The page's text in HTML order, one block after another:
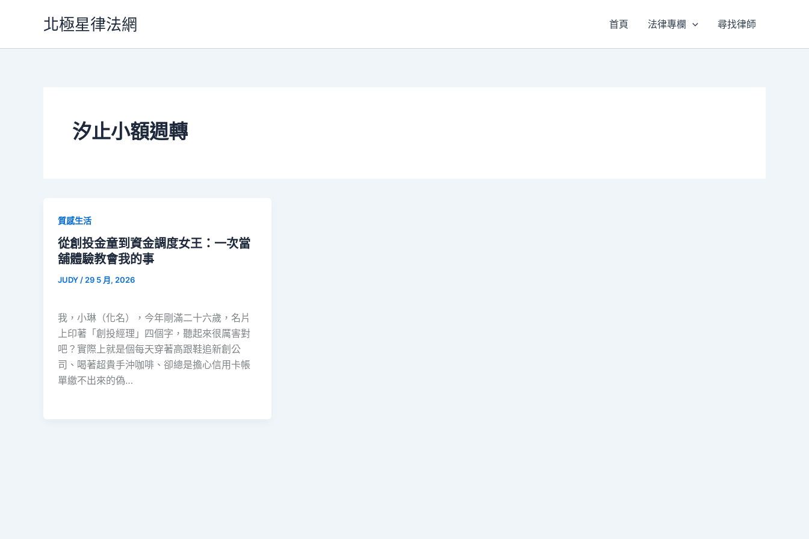
北極星律法網 首頁 法律專欄 尋找律師
汐止小額週轉
質感生活
從創投金童到資金調度女王：一次當
舖體驗教會我的事
JUDY / 29 5 月, 2026
我，小琳（化名），今年剛滿二十六歲，名片
上印著「創投經理」四個字，聽起來很厲害對
吧？實際上就是個每天穿著高跟鞋追新創公
司、喝著超貴手沖咖啡、卻總是擔心信用卡帳
單繳不出來的偽…